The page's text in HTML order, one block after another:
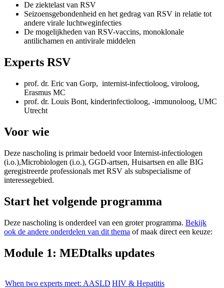
De ziektelast van RSV
Seizoensgebondenheid en het gedrag van RSV in relatie tot
andere virale luchtweginfecties
De mogelijkheden van RSV-vaccins, monoklonale
antilichamen en antivirale middelen
Experts RSV
prof. dr. Eric van Gorp, internist-infectioloog, viroloog,
Erasmus MC
prof. dr. Louis Bont, kinderinfectioloog, -immunoloog, UMC
Utrecht
Voor wie
Deze nascholing is primair bedoeld voor Internist-infectiologen
(i.o.),Microbiologen (i.o.), GGD-artsen, Huisartsen en alle BIG
geregistreerde professionals met RSV als subspecialisme of
interessegebied.
Start het volgende programma
Deze nascholing is onderdeel van een groter programma. Bekijk
ook de andere onderdelen van dit thema of maak direct een keuze:
Module 1: MEDtalks updates
When two experts meet: AASLD HIV & Hepatitis